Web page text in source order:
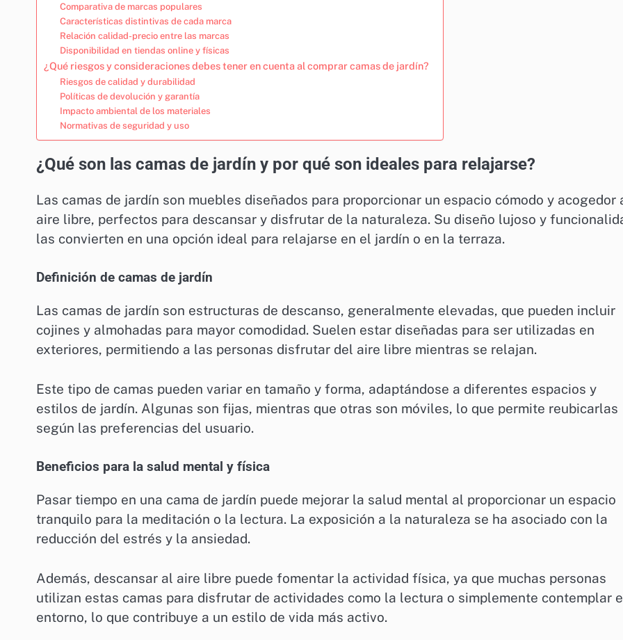
Comparativa de marcas populares
Características distintivas de cada marca
Relación calidad-precio entre las marcas
Disponibilidad en tiendas online y físicas
¿Qué riesgos y consideraciones debes tener en cuenta al comprar camas de jardín?
Riesgos de calidad y durabilidad
Políticas de devolución y garantía
Impacto ambiental de los materiales
Normativas de seguridad y uso
¿Qué son las camas de jardín y por qué son ideales para relajarse?
Las camas de jardín son muebles diseñados para proporcionar un espacio cómodo y acogedor
aire libre, perfectos para descansar y disfrutar de la naturaleza. Su diseño lujoso y
las convierten en una opción ideal para relajarse en el jardín o en la terraza.
Definición de camas de jardín
Las camas de jardín son estructuras de descanso, generalmente elevadas, que pueden incluir
cojines y almohadas para mayor comodidad. Suelen estar diseñadas para ser utilizadas en
exteriores, permitiendo a las personas disfrutar del aire libre mientras se relajan.
Este tipo de camas pueden variar en tamaño y forma, adaptándose a diferentes espacios y
estilos de jardín. Algunas son fijas, mientras que otras son móviles, lo que permite reubicarlas
según las preferencias del usuario.
Beneficios para la salud mental y física
Pasar tiempo en una cama de jardín puede mejorar la salud mental al proporcionar un espacio
tranquilo para la meditación o la lectura. La exposición a la naturaleza se ha asociado con la
reducción del estrés y la ansiedad.
Además, descansar al aire libre puede fomentar la actividad física, ya que muchas personas
utilizan estas camas para disfrutar de actividades como la lectura o simplemente contemplar
entorno, lo que contribuye a un estilo de vida más activo.